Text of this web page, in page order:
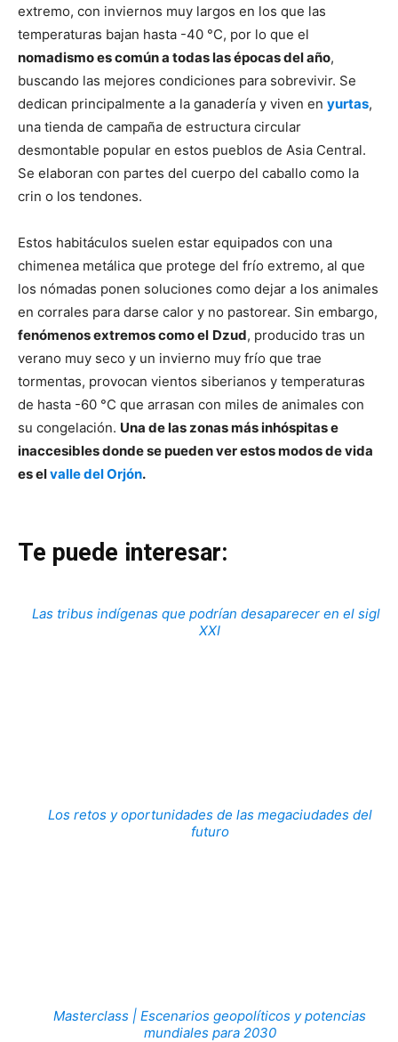
extremo, con inviernos muy largos en los que las
temperaturas bajan hasta -40 °C, por lo que el
nomadismo es común a todas las épocas del año,
buscando las mejores condiciones para sobrevivir. Se
dedican principalmente a la ganadería y viven en yurtas,
una tienda de campaña de estructura circular
desmontable popular en estos pueblos de Asia Central.
Se elaboran con partes del cuerpo del caballo como la
crin o los tendones.
Estos habitáculos suelen estar equipados con una
chimenea metálica que protege del frío extremo, al que
los nómadas ponen soluciones como dejar a los animales
en corrales para darse calor y no pastorear. Sin embargo,
fenómenos extremos como el Dzud, producido tras un
verano muy seco y un invierno muy frío que trae
tormentas, provocan vientos siberianos y temperaturas
de hasta -60 °C que arrasan con miles de animales con
su congelación. Una de las zonas más inhóspitas e
inaccesibles donde se pueden ver estos modos de vida
es elvalle del Orjón.
Te puede interesar:
Las tribus indígenas que podrían desaparecer en el siglo
XXI
Los retos y oportunidades de las megaciudades del
futuro
Masterclass | Escenarios geopolíticos y potencias
mundiales para 2030